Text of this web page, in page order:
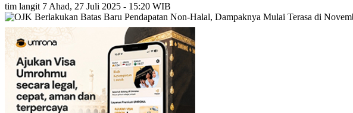
tim langit 7 Ahad, 27 Juli 2025 - 15:20 WIB